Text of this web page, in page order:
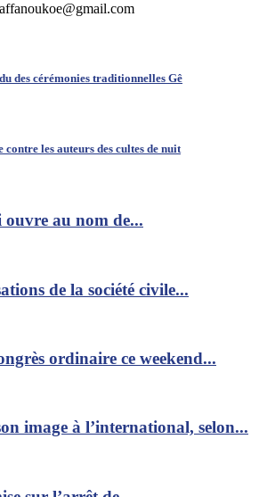
des cérémonies traditionnelles Gê
contre les auteurs des cultes de nuit
au nom de...
de la société civile...
ordinaire ce weekend...
image à l’international, selon...